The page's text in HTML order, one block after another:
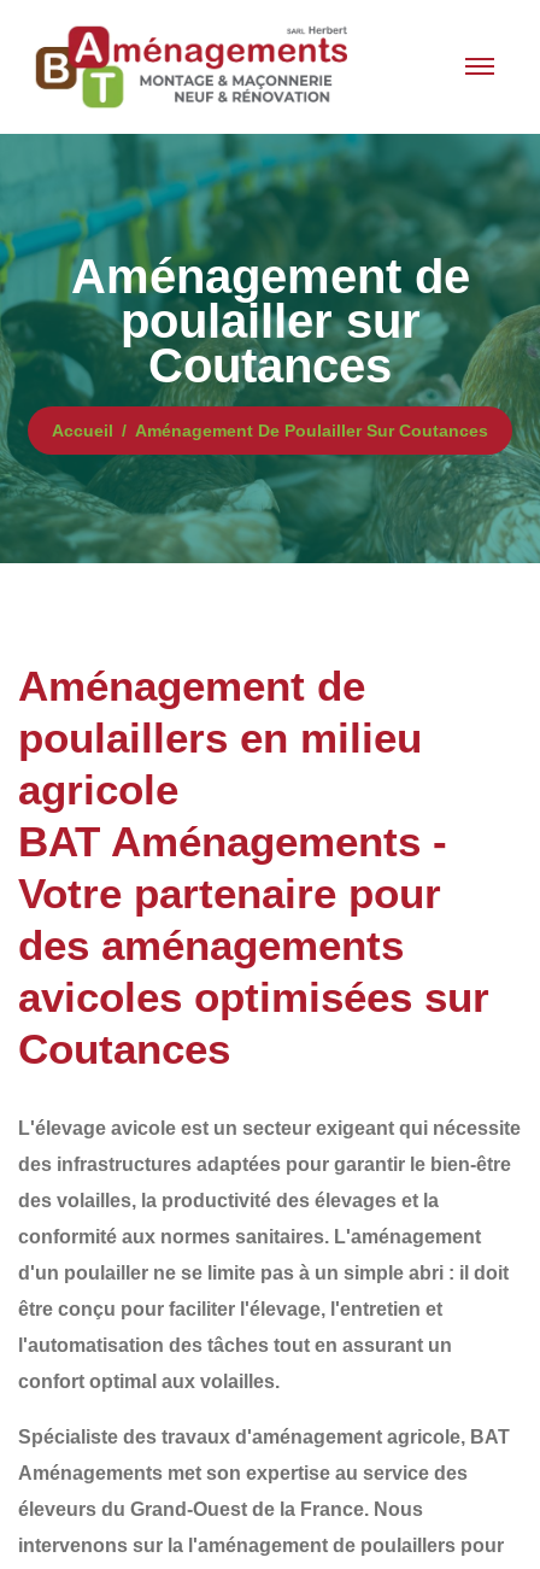
Aménagement de
poulailler sur
Coutances
Accueil Aménagement De Poulailler Sur Coutances
Aménagement de
poulaillers en milieu
agricole
BAT Aménagements -
Votre partenaire pour
des aménagements
avicoles optimisées sur
Coutances
L'élevage avicole est un secteur exigeant qui nécessite
des infrastructures adaptées pour garantir le bien-être
des volailles, la productivité des élevages et la
conformité aux normes sanitaires. L'aménagement
d'un poulailler ne se limite pas à un simple abri : il doit
être conçu pour faciliter l'élevage, l'entretien et
l'automatisation des tâches tout en assurant un
confort optimal aux volailles.
Spécialiste des travaux d'aménagement agricole, BAT
Aménagements met son expertise au service des
éleveurs du Grand-Ouest de la France. Nous
intervenons sur la l'aménagement de poulaillers pour